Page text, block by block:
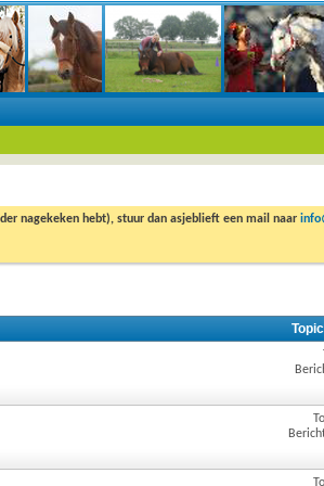
nagekeken hebt), stuur dan asjeblieft een mail naar